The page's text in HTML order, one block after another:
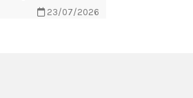
23/07/2026